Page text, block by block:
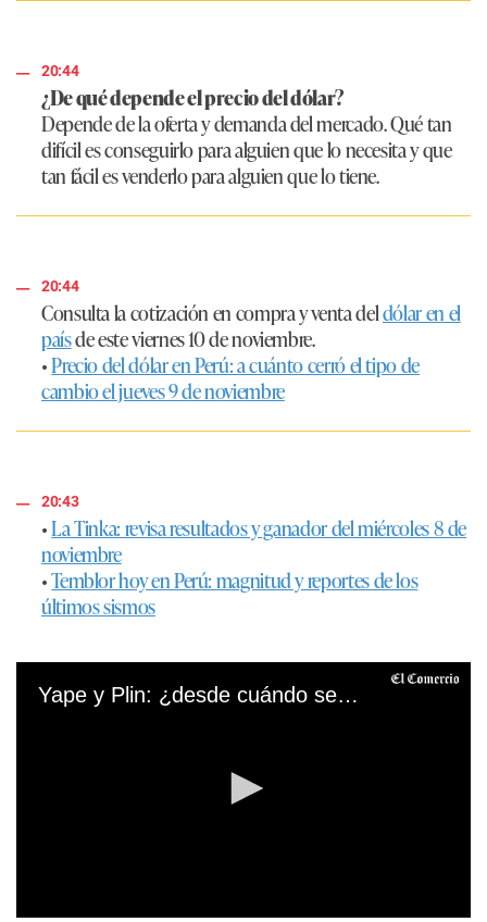
20:44
¿De qué depende el precio del dólar?
Depende de la oferta y demanda del mercado. Qué tan
difícil es conseguirlo para alguien que lo necesita y que
tan fácil es venderlo para alguien que lo tiene.
20:44
Consulta la cotización en compra y venta deldólar en el
paísde este viernes 10 de noviembre.
•Precio del dólar en Perú: a cuánto cerró el tipo de
cambio el jueves 9 de noviembre
20:43
•La Tinka: revisa resultados y ganador del miércoles 8 de
noviembre
•Temblor hoy en Perú: magnitud y reportes de los
últimos sismos
Yape y Plin: ¿desde cuándo se podrán hacer transferencias entre ambas billeteras?